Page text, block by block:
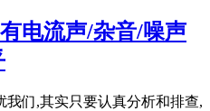
电流声/杂音/噪声
我们,其实只要认真分析和排查,